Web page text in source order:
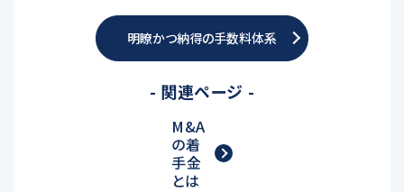
明瞭かつ納得の手数料体系
- 関連ページ -
M&A
の着
手金
とは